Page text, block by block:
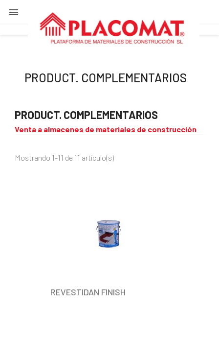

PRODUCT. COMPLEMENTARIOS
PRODUCT. COMPLEMENTARIOS
Venta a almacenes de materiales de construcción
Mostrando 1-11 de 11 artículo(s)
REVESTIDAN FINISH